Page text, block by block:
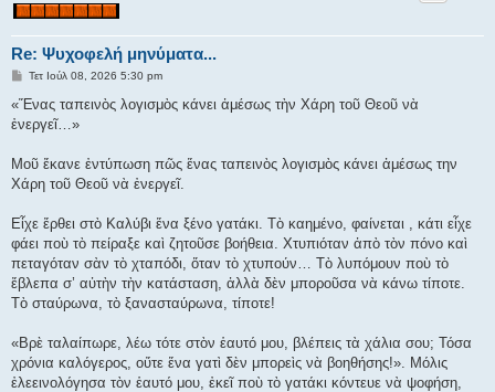
Re: Ψυχοφελή μηνύματα...
Δ
μ
σ
υ
σ
η
Τετ Ιούλ 08, 2026 5:30 pm
«Ἕνας ταπεινὸς λογισμὸς κάνει ἀμέσως τὴν Χάρη τοῦ Θεοῦ νὰ
ἐνεργεῖ…»
Μοῦ ἔκανε ἐντύπωση πῶς ἕνας ταπεινὸς λογισμὸς κάνει ἀμέσως την
Χάρη τοῦ Θεοῦ νὰ ἐνεργεῖ.
Εἶχε ἔρθει στὸ Καλύβι ἕνα ξένο γατάκι. Τὸ καημένο, φαίνεται , κάτι εἶχε
φάει ποὺ τὸ πείραξε καὶ ζητοῦσε βοήθεια. Χτυπιόταν ἀπὸ τὸν πόνο καὶ
πεταγόταν σὰν τὸ χταπόδι, ὅταν τὸ χτυπούν… Τὸ λυπόμουν ποὺ τὸ
ἔβλεπα σ’ αὐτὴν τὴν κατάσταση, ἀλλὰ δὲν μποροῦσα νὰ κάνω τίποτε.
Τὸ σταύρωνα, τὸ ξανασταύρωνα, τίποτε!
«Βρὲ ταλαίπωρε, λέω τότε στὸν ἑαυτό μου, βλέπεις τὰ χάλια σου; Τόσα
χρόνια καλόγερος, οὔτε ἕνα γατὶ δὲν μπορεὶς νὰ βοηθήσης!». Μόλις
ἐλεεινολόγησα τὸν ἑαυτό μου, ἐκεῖ ποὺ τὸ γατάκι κόντευε νὰ ψοφήση,